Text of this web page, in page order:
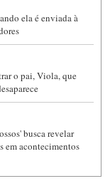
ela é enviada à
o pai, Viola, que
busca revelar
em acontecimentos